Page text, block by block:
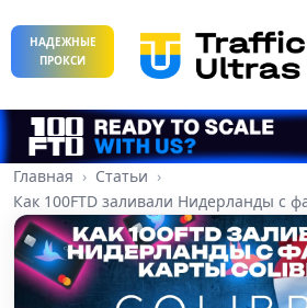
НАДЕЖНЫЕ
ПРОКСИ
Главная
Статьи
Как 100FTD заливали Нидерланды с